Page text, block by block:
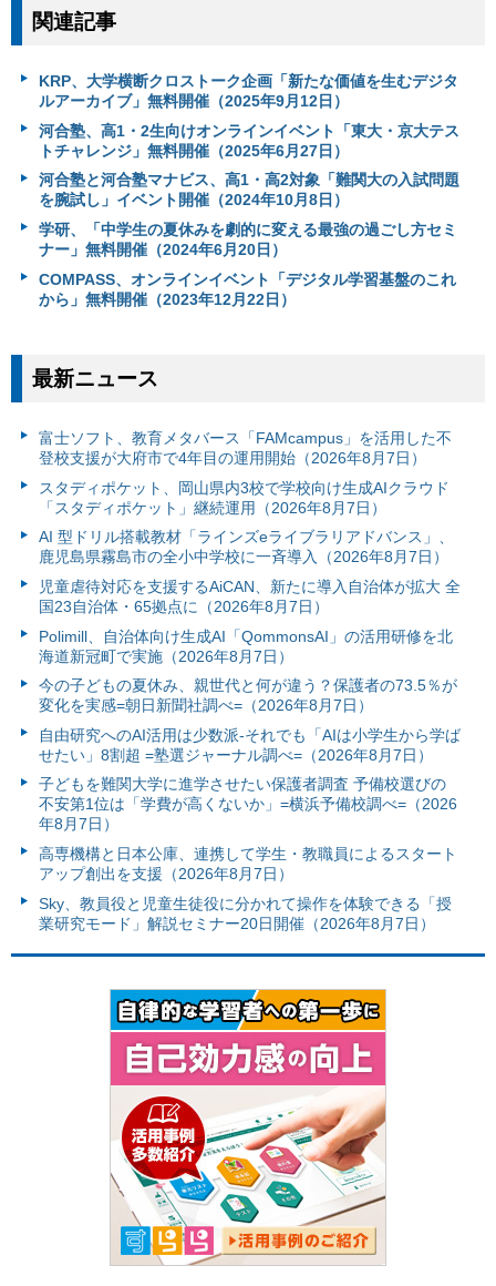
関連記事
KRP、大学横断クロストーク企画「新たな価値を生むデジタ
ルアーカイブ」無料開催（2025年9月12日）
河合塾、高1・2生向けオンラインイベント「東大・京大テス
トチャレンジ」無料開催（2025年6月27日）
河合塾と河合塾マナビス、高1・高2対象「難関大の入試問題
を腕試し」イベント開催（2024年10月8日）
学研、「中学生の夏休みを劇的に変える最強の過ごし方セミ
ナー」無料開催（2024年6月20日）
COMPASS、オンラインイベント「デジタル学習基盤のこれ
から」無料開催（2023年12月22日）
最新ニュース
富⼠ソフト、教育メタバース「FAMcampus」を活用した不
登校支援が大府市で4年目の運用開始（2026年8月7日）
スタディポケット、岡山県内3校で学校向け生成AIクラウド
「スタディポケット」継続運用（2026年8月7日）
AI 型ドリル搭載教材「ラインズeライブラリアドバンス」、
鹿児島県霧島市の全小中学校に一斉導入（2026年8月7日）
児童虐待対応を支援するAiCAN、新たに導入自治体が拡大 全
国23自治体・65拠点に（2026年8月7日）
Polimill、自治体向け生成AI「QommonsAI」の活用研修を北
海道新冠町で実施（2026年8月7日）
今の子どもの夏休み、親世代と何が違う？保護者の73.5％が
変化を実感=朝日新聞社調べ=（2026年8月7日）
自由研究へのAI活用は少数派-それでも「AIは小学生から学ば
せたい」8割超 =塾選ジャーナル調べ=（2026年8月7日）
子どもを難関大学に進学させたい保護者調査 予備校選びの
不安第1位は「学費が高くないか」=横浜予備校調べ=（2026
年8月7日）
高専機構と日本公庫、連携して学生・教職員によるスタート
アップ創出を支援（2026年8月7日）
Sky、教員役と児童生徒役に分かれて操作を体験できる「授
業研究モード」解説セミナー20日開催（2026年8月7日）